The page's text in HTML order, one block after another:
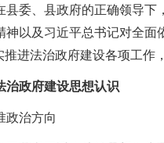
县委、县政府的正确领导
以及习近平总书记对全
推进法治政府建设各项工作
政府建设思想认识
治方向